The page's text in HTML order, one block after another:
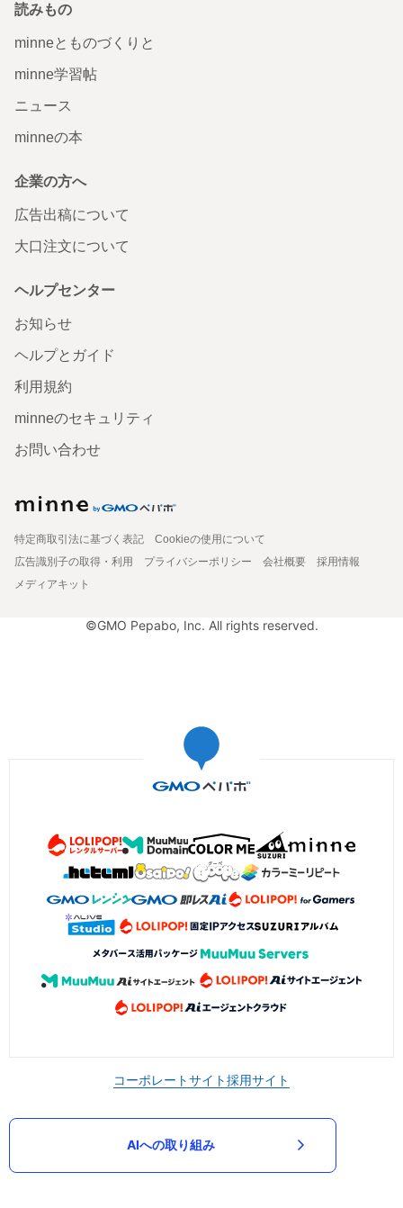
読みもの
minneとものづくりと
minne学習帖
ニュース
minneの本
企業の方へ
広告出稿について
大口注文について
ヘルプセンター
お知らせ
ヘルプとガイド
利用規約
minneのセキュリティ
お問い合わせ
特定商取引法に基づく表記
Cookieの使用について
広告識別子の取得・利用
プライバシーポリシー 会社概要
採用情報
メディアキット
©GMO Pepabo, Inc. All rights reserved.
コーポレートサイト採用サイト
AIへの取り組み